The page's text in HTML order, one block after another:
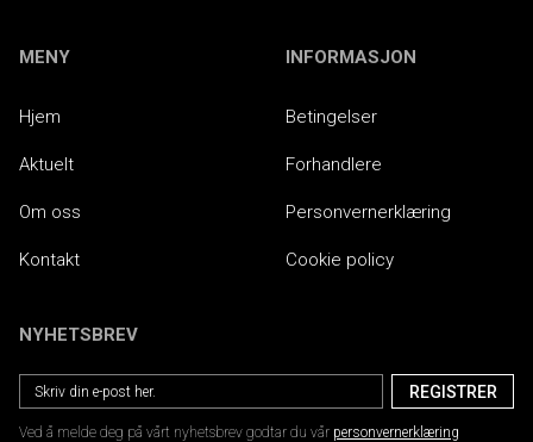
MENY
Hjem
Aktuelt
Om oss
Kontakt
INFORMASJON
Betingelser
Forhandlere
Personvernerklæring
Cookie policy
NYHETSBREV
Ved å melde deg på vårt nyhetsbrev godtar du vår personvernerklæring